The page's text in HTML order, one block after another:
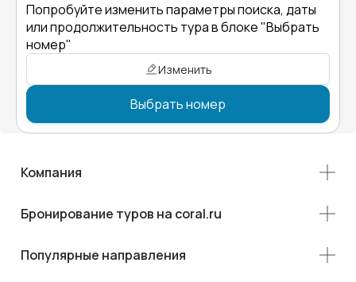
Попробуйте изменить параметры поиска, даты
или продолжительность тура в блоке "Выбрать
номер"
Изменить
Выбрать номер
Компания
Бронирование туров на coral.ru
Популярные направления